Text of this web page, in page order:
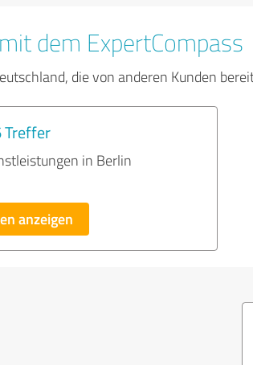
dem ExpertCompass
die von anderen Kunden
Treffer
in Berlin
anzeigen